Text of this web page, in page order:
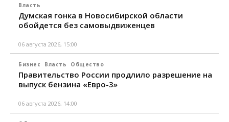
Власть
Думская гонка в Новосибирской области
обойдется без самовыдвиженцев
06 августа 2026, 15:00
Бизнес Власть Общество
Правительство России продлило разрешение на
выпуск бензина «Евро-3»
06 августа 2026, 14:00